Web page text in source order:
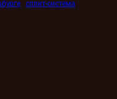
сплит-система